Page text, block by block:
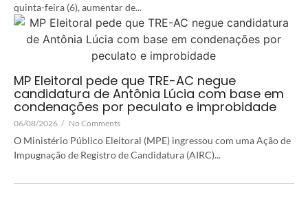
quinta-feira (6), aumentar de...
MP Eleitoral pede que TRE-AC negue
candidatura de Antônia Lúcia com base em
condenações por peculato e improbidade
06/08/2026 / No Comments
O Ministério Público Eleitoral (MPE) ingressou com uma Ação de
Impugnação de Registro de Candidatura (AIRC)...